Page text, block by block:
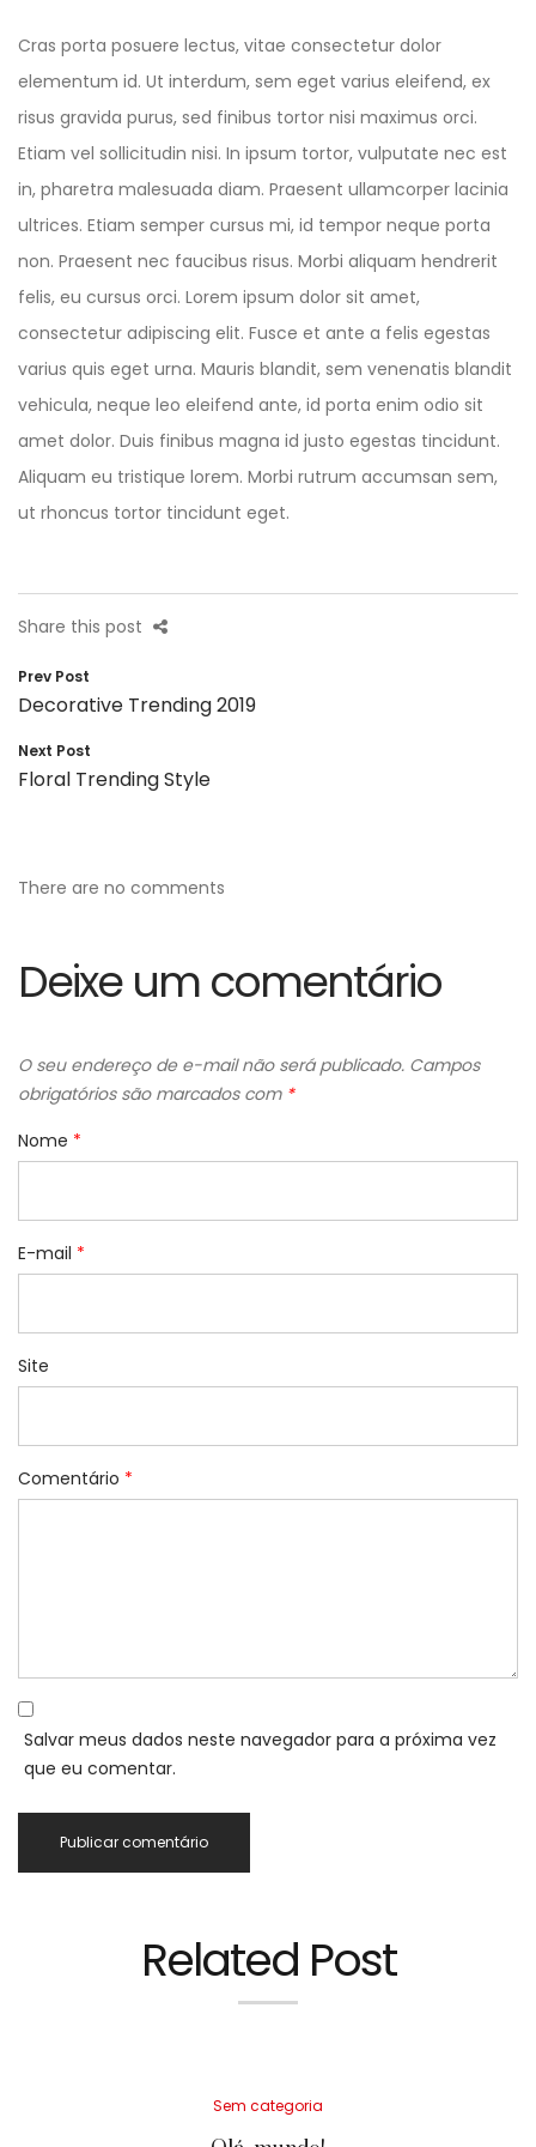
Cras porta posuere lectus, vitae consectetur dolor
elementum id. Ut interdum, sem eget varius eleifend, ex
risus gravida purus, sed finibus tortor nisi maximus orci.
Etiam vel sollicitudin nisi. In ipsum tortor, vulputate nec est
in, pharetra malesuada diam. Praesent ullamcorper lacinia
ultrices. Etiam semper cursus mi, id tempor neque porta
non. Praesent nec faucibus risus. Morbi aliquam hendrerit
felis, eu cursus orci. Lorem ipsum dolor sit amet,
consectetur adipiscing elit. Fusce et ante a felis egestas
varius quis eget urna. Mauris blandit, sem venenatis blandit
vehicula, neque leo eleifend ante, id porta enim odio sit
amet dolor. Duis finibus magna id justo egestas tincidunt.
Aliquam eu tristique lorem. Morbi rutrum accumsan sem,
ut rhoncus tortor tincidunt eget.
Share this post
Navegação
de
Post
Prev Post
Decorative Trending 2019
Next Post
Floral Trending Style
There are no comments
Deixe um comentário
O seu endereço de e-mail não será publicado. Campos
obrigatórios são marcados com *
Nome *
E-mail *
Site
Comentário *
Salvar meus dados neste navegador para a próxima vez
que eu comentar.
Related Post
Posted
Sem categoria